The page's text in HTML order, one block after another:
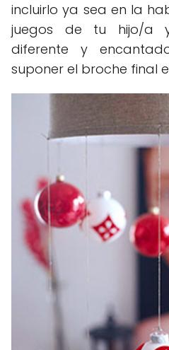
incluirlo ya sea en la
juegos de tu hijo/a
diferente y
suponer el broche final